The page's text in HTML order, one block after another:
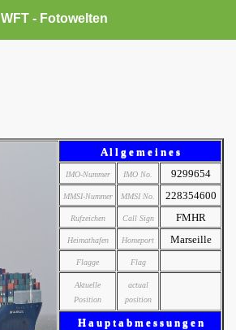
WFT - Fotowelten
A l l g e m e i n e s
IMO-Nummer IMO No. 9299654
MMSI-Nummer MMSI No. 228354600
Rufzeichen Call Sign FMHR
Heimathafen Homeport Marseille
Flagge Flag
Aktuelle
Position
actual
position
H a u p t a b m e s s u n g e n